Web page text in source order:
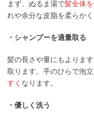
まず、ぬるま湯で髪全体
れや余分な皮脂を柔らか
・シャンプーを適量取る
髪の長さや量にもよりま
取ります。手のひらで泡
すく なります。
・優しく洗う